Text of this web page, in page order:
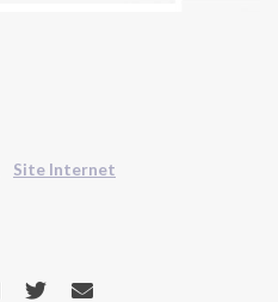
Site Internet